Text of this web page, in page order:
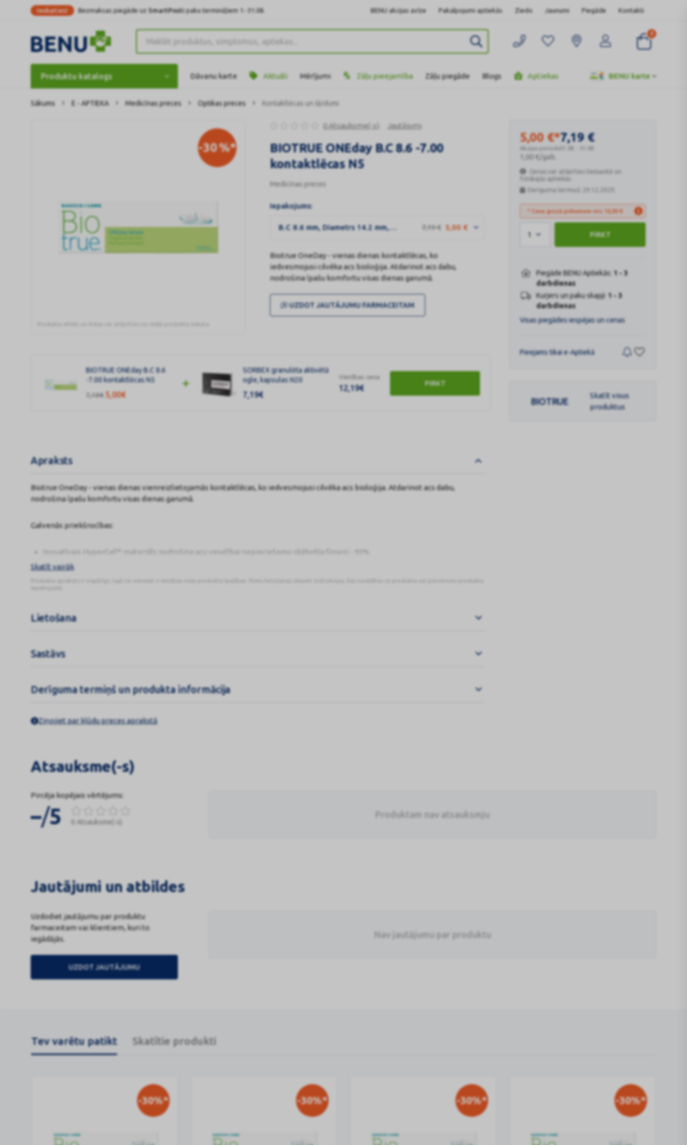
Ieskaties! Bezmaksas piegāde uz SmartPostipaku termināļiem 1.-31.08. BENU akcijas avīze Pakalpojumi aptiekās Ziedo Jaunumi Piegāde Kontakti
Produktu katalogs Dāvanu karte Aktuāli Mērījumi Zāļu pieejamība Zāļu piegāde Blogs Aptiekas BENU karte
Sākums E - APTIEKA Medicīnas preces Optikas preces Kontaktlēcas un šķīdumi
-30%*
-7.00
kontaktlēcas
0 Atsauksme(-s) Jautājumi
BIOTRUE ONEday B.C 8.6 -7.00
kontaktlēcas N5
Medicīnas preces
Iepakojums:
B.C 8.6 mm, Diametrs 14.2 mm, Stiprums -7.00 7,19€ 5,00 €
Biotrue OneDay - vienas dienas kontaktlēcas, ko
iedvesmojusi cilvēka acs bioloģija. Atdarinot acs dabu,
nodrošina īpašu komfortu visas dienas garumā.
UZDOT JAUTĀJUMU FARMACEITAM
BIOTRUE ONEday B.C 8.6
-7.00 kontaktlēcas N5
7,19€ 5,00€
SORBEX granulēta aktivētā
ogle, kapsulas N20
7,19€
Vienības cena
12,19€
PIRKT
Apraksts
Biotrue OneDay - vienas dienas vienreizlietojamās kontaktlēcas, ko iedvesmojusi cilvēka acs bioloģija. Atdarinot acs dabu,
nodrošina īpašu komfortu visas dienas garumā.
Galvenās priekšrocības:
Ūdens saturs atbilst ūdens saturam radzenē – 78 %, pateicoties tam lēcu valkāšana ir maksimāli ērta un patīkama visas dienas
garumā.
jāturpina nēsāt atbilstoši norādījumiem.
Skatīt vairāk
Lietošana
Sastāvs
Derīguma termiņš un produkta informācija
Ziņojiet par kļūdu preces aprakstā
5,00 €*7,19 €
Akcijas periods
1,00 € /gab.
Cenas var atšķirties tiešsaistē un
fiziskajās aptiekās.
Derīguma termiņš: 29.12.2029.
* Cena grozā pirkumiem virs 10,00 €
1 PIRKT
Piegāde BENU Aptiekās: 1 - 3
darbdienas
Kurjers un paku skapji: 1 - 3
darbdienas
Visas piegādes iespējas un cenas
Pieejams tikai e-Aptiekā
BIOTRUE
Skatīt visus
produktus
Atsauksme(-s)
Pircēja kopējais vērtējums:
–/5 0 Atsauksme(-s)
Produktam nav atsauksmju
Jautājumi un atbildes
Uzdodiet jautājumu par produktu
farmaceitam vai klientiem, kuri to
iegādājās.
UZDOT JAUTĀJUMU
Nav jautājumu par produktu
Tev varētu patikt Skatītie produkti
-30%* -30%* -30%* -30%*